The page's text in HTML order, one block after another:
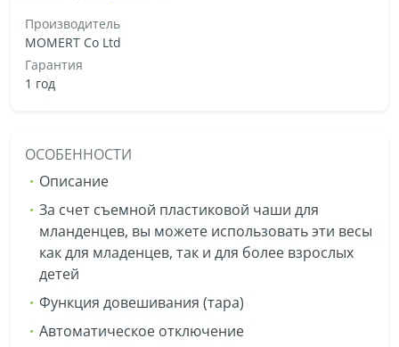
Производитель
MOMERT Co Ltd
Гарантия
1 год
ОСОБЕННОСТИ
Описание
За счет съемной пластиковой чаши для
мланденцев, вы можете использовать эти весы
как для младенцев, так и для более взрослых
детей
Функция довешивания (тара)
Автоматическое отключение